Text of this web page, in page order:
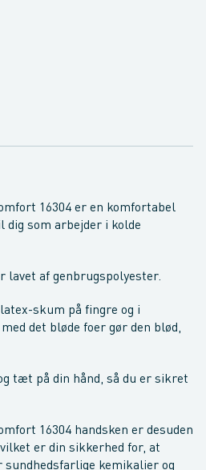
16304 er en komfortabel
som arbejder i kolde
lavet af genbrugspolyester.
skum på fingre og i
det bløde foer gør den blød,
tæt på din hånd, så du er sikret
16304 handsken er desuden
er din sikkerhed for, at
sundhedsfarlige kemikalier og